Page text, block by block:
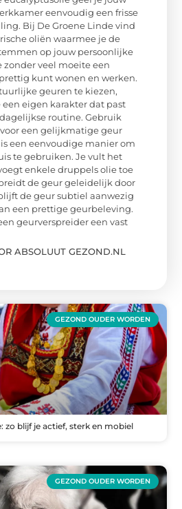
eenvoudig een frisse
Bij De Groene Linde vind
oliën waarmee je de
op jouw persoonlijke
zonder veel moeite een
kunt wonen en werken.
geuren te kiezen,
eigen karakter dat past
routine. Gebruik
een gelijkmatige geur
een eenvoudige manier om
te gebruiken. Je vult het
enkele druppels olie toe
de geur geleidelijk door
de geur subtiel aanwezig
een prettige geurbeleving.
geurverspreider een vast
ABSOLUUT GEZOND.NL
GEZOND OUDER WORDEN
zo blijf je actief, sterk en mobiel
GEZOND OUDER WORDEN